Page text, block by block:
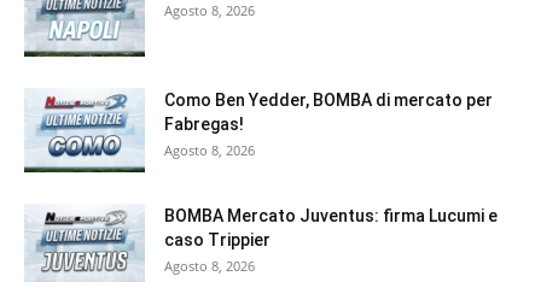
Agosto 8, 2026
Como Ben Yedder, BOMBA di mercato per
Fabregas!
Agosto 8, 2026
BOMBA Mercato Juventus: firma Lucumi e
caso Trippier
Agosto 8, 2026